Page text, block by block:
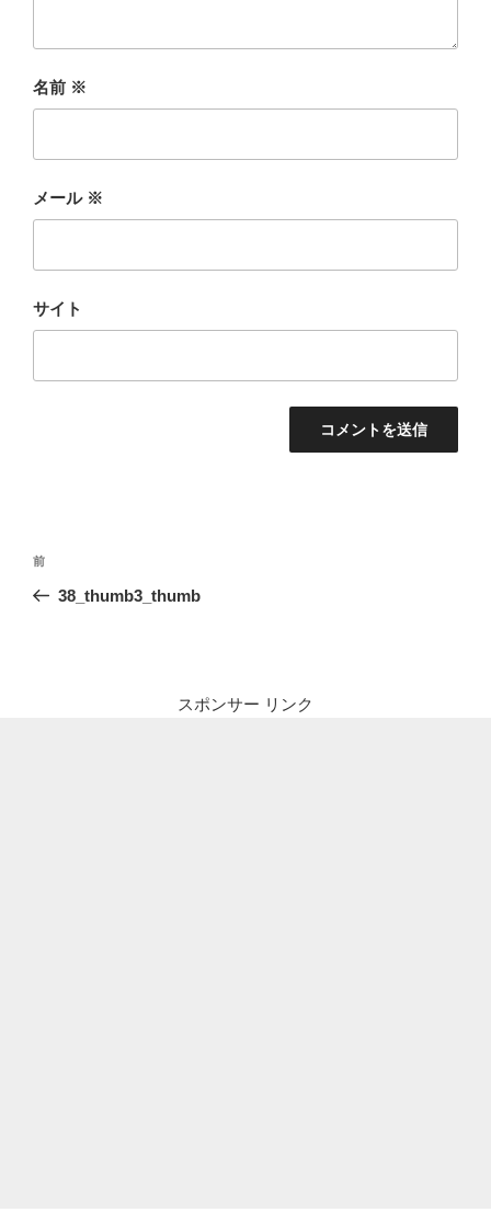
名前 ※
メール ※
サイト
投
ナ
前
の
前
38_thumb3_thumb
スポンサー リンク